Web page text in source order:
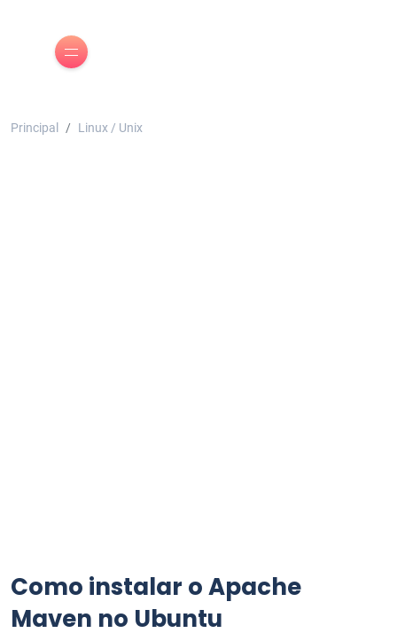
Principal Linux / Unix
Como instalar o Apache
Maven no Ubuntu